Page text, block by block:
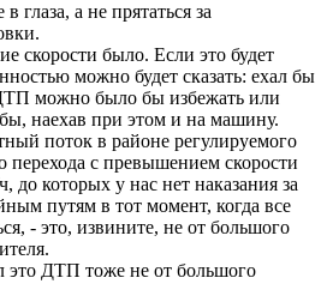
глаза, а не прятаться за
скорости было. Если это будет
можно будет сказать: ехал бы
можно было бы избежать или
наехав при этом и на машину.
поток в районе регулируемого
перехода с превышением скорости
до которых у нас нет наказания за
путям в тот момент, когда все
- это, извините, не от большого
это ДТП тоже не от большого